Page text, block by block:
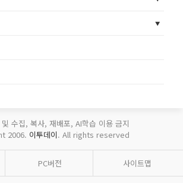
수집, 복사, 재배포, AI학습 이용 금지
2006. 이투데이. All rights reserved
PC버전 사이트맵